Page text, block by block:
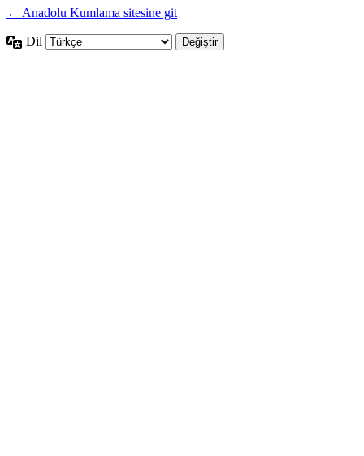
← Anadolu Kumlama sitesine git
Dil